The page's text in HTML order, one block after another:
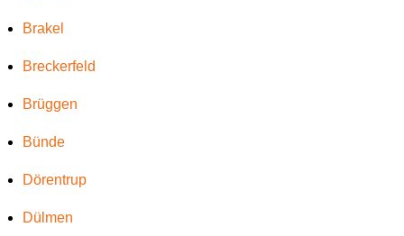
Brakel
Breckerfeld
Brüggen
Bünde
Dörentrup
Dülmen